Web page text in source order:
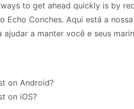
to get ahead quickly is by
Echo Conches. Aqui está a
a manter você e seus
on Android?
on iOS?